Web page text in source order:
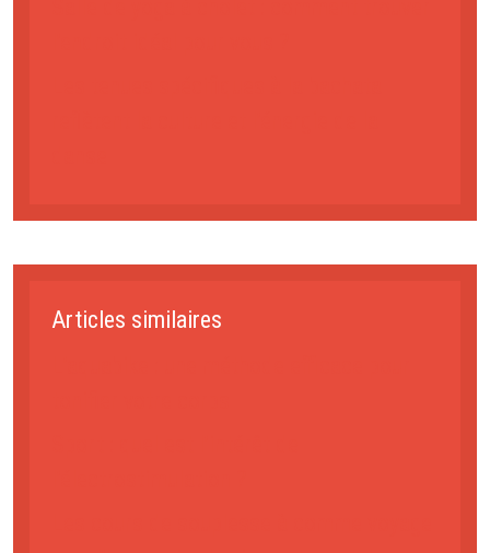
Articles similaires